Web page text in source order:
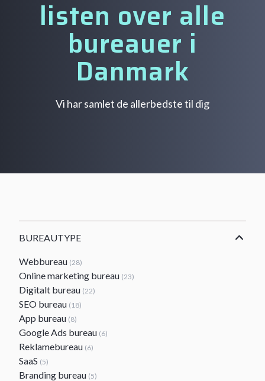
listen over alle
bureauer i
Danmark
Vi har samlet de allerbedste til dig
BUREAUTYPE
Webbureau (28)
Online marketing bureau (23)
Digitalt bureau (22)
SEO bureau (18)
App bureau (8)
Google Ads bureau (6)
Reklamebureau (6)
SaaS (5)
Branding bureau (5)